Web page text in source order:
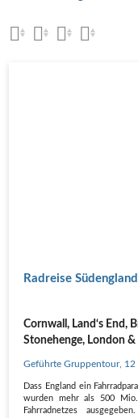
Radreise Südengland
Cornwall, Land‘s End,
Stonehenge, London
Geführte Gruppentour, 12
Dass England ein
wurden mehr als 500
Fahrradnetzes